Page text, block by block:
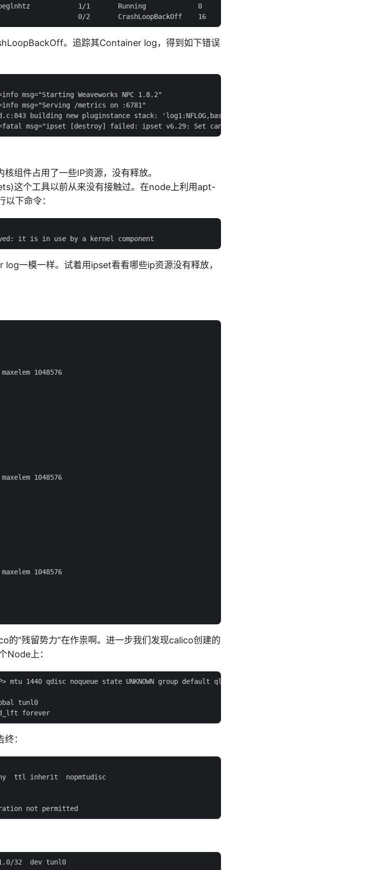
1/1       Running             0          42m       10.47.217.91
。追踪其Container log，得到如下错误
msg="Starting Weaveworks NPC 1.8.2"
msg="Serving /metrics on :6781"
building new pluginstance stack: 'log1:NFLOG,base1:BASE,pcap1:PCAP'
组件占用了一些IP资源，没有释放。
这个工具以前从来没有接触过。在node上利用apt-
下命令：
一模一样。试着用ipset看看哪些ip资源没有释放，
1048576
1048576
1048576
的“残留势力”在作祟啊。进一步我们发现calico创建的
Node上：
mtu 1440 qdisc noqueue state UNKNOWN group default qlen 1
tunl0
：
ttl inherit  nopmtudisc
32  dev tunl0